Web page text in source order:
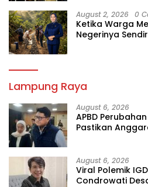
August 2, 2026 0
Ketika Warga
Negerinya
Lampung Raya
August 6, 2026
APBD
Pastikan
August 6, 2026
Viral Polemik
Condrowati